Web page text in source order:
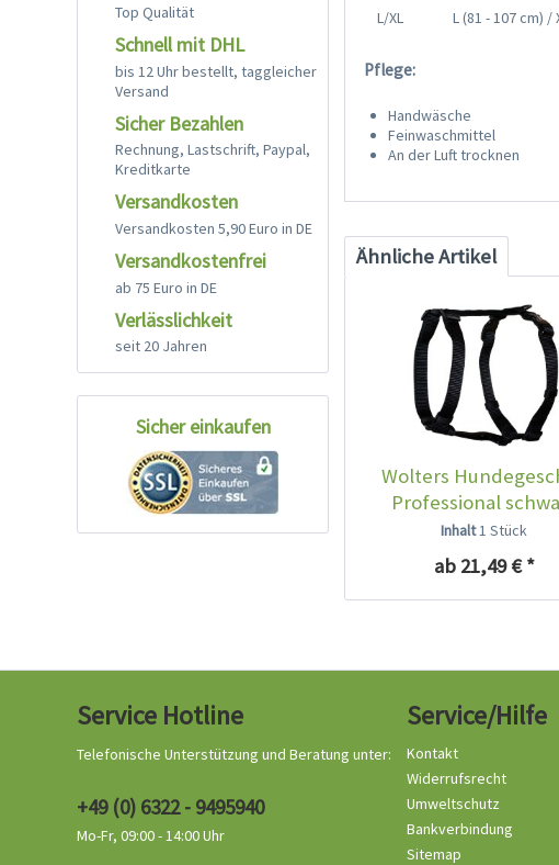
Top Qualität
Schnell mit DHL
bis 12 Uhr bestellt, taggleicher
Versand
Sicher Bezahlen
Rechnung, Lastschrift, Paypal,
Kreditkarte
Versandkosten
Versandkosten 5,90 Euro in DE
Versandkostenfrei
ab 75 Euro in DE
Verlässlichkeit
seit 20 Jahren
Sicher einkaufen
L/XL
L (81 - 107 cm) /
Pflege:
Handwäsche
Feinwaschmittel
An der Luft trocknen
Ähnliche Artikel
Wolters
Professional
Inhalt1 Stück
ab 21,49 € *
Service Hotline
Telefonische Unterstützung und Beratung unter:
+49 (0) 6322 - 9495940
Mo-Fr, 09:00 - 14:00 Uhr
Service/Hilfe
Kontakt
Widerrufsrecht
Umweltschutz
Bankverbindung
Sitemap